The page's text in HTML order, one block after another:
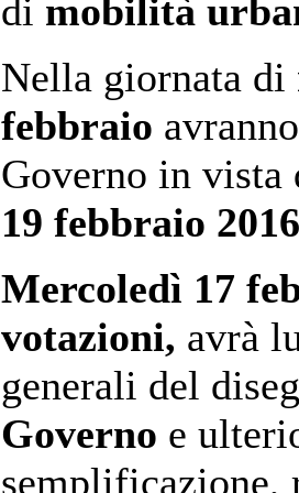
di mobilità
Nella giornata di
febbraio
Governo in
19 febbraio
Mercoledì 17
votazioni, avrà
generali del
Governo e
semplificazione,